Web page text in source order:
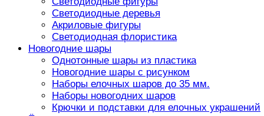
Светодиодные деревья
Акриловые фигуры
Светодиодная флористика
Новогодние шары
Однотонные шары из пластика
Новогодние шары с рисунком
Наборы елочных шаров до 35 мм.
Наборы новогодних шаров
Крючки и подставки для елочных украшений